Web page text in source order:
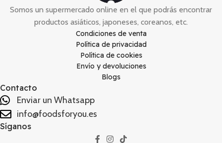
Somos un supermercado online en el que podrás encontrar
productos asiáticos, japoneses, coreanos, etc.
Condiciones de venta
Política de privacidad
Política de cookies
Envío y devoluciones
Blogs
Contacto
Enviar un Whatsapp
info@foodsforyou.es
Síganos